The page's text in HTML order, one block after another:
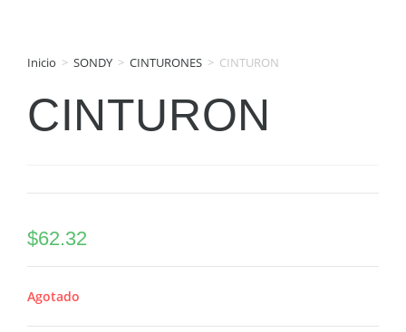
Inicio > SONDY > CINTURONES > CINTURON
CINTURON
$62.32
Agotado